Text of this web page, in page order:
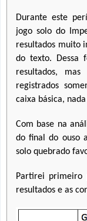
Durante este
jogo solo do
resultados muito
do texto. Dessa
resultados,
registrados
caixa básica,
Com base na
do final do ouso
solo quebrado
Partirei primeiro
resultados e as